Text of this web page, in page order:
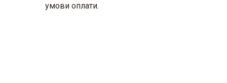
умови оплати.